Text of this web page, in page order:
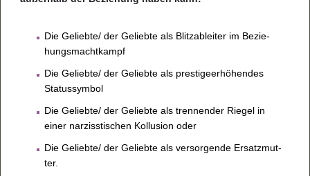
Die Geliebte/ der Geliebte als Blitz­ab­lei­ter im Bezie­
hungs­macht­kampf
Die Geliebte/ der Geliebte als pres­ti­ge­er­hö­hen­des
Sta­tus­sym­bol
Die Geliebte/ der Geliebte als tren­nen­der Rie­gel in
einer nar­ziss­ti­schen Kol­lu­sion oder
Die Geliebte/ der Geliebte als ver­sor­gende Ersatz­mut­
ter.